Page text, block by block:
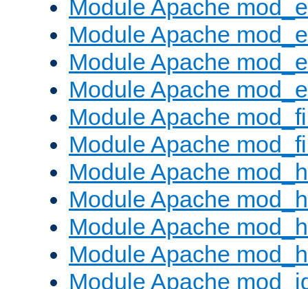
Module Apache
Module Apache
Module Apache
Module Apache
Module Apache
Module Apache
Module Apache
Module Apache
Module Apache
Module Apache
Module Apache